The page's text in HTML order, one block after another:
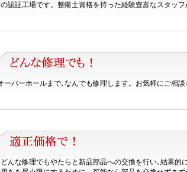
認証工場です。整備士資格を持った経験豊富なスタッフ
ーバーホールまで､なんでも修理します。お気軽にご相談
んな修理でもやたらと新品部品への交換を行い､結果